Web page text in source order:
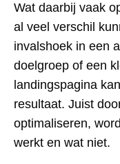
Wat daarbij vaak
al veel verschil
invalshoek in een
doelgroep of een
landingspagina
resultaat. Juist
optimaliseren,
werkt en wat niet.